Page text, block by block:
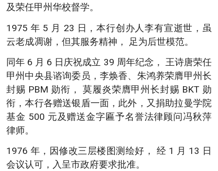
及荣任甲州华校督学。
1975 年 5 月 23 日，本行创办人李有宣逝世，虽
云老成凋谢，但其服务精神， 足为后世模范。
同年 6 月 6 日庆祝成立 39 周年纪念， 王诗唐荣任
甲州中央县谘询委员，李焕香、朱鸿养荣膺甲州长
封赐 PBM 勋衔， 莫履炎荣膺甲州长封赐 BKT 勋
衔，本行各赠送银盾一面，此外，又捐助拉曼学院
基金 500 元及赠送金字匾予名誉法律顾问冯秋萍
律师。
1976 年，因修改三层楼图测绘好， 经 1 月 13 日
会议认可，入呈市政府要求批准。